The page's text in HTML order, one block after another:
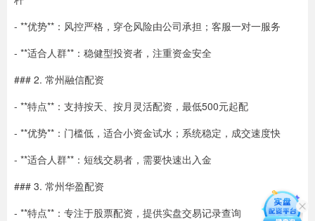
- **优势**：风控严格，穿仓风险由公司承担；客服一对一服务
- **适合人群**：稳健型投资者，注重资金安全
### 2. 常州融信配资
- **特点**：支持按天、按月灵活配资，最低500元起配
- **优势**：门槛低，适合小资金试水；系统稳定，成交速度快
- **适合人群**：短线交易者，需要快速出入金
### 3. 常州华盈配资
- **特点**：专注于股票配资，提供实盘交易记录查询